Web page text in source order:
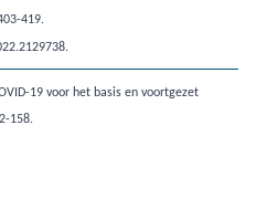
419.
19 voor het basis en voortgezet
158.